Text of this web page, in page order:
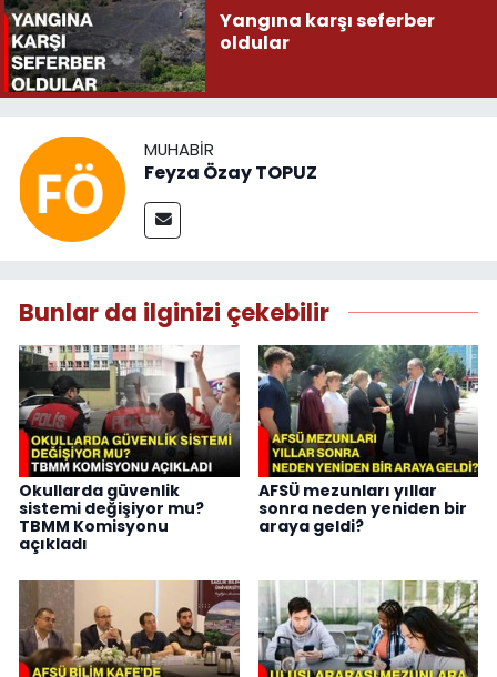
Yangına karşı seferber
oldular
MUHABIR
Feyza Özay TOPUZ
Bunlar da ilginizi çekebilir
Okullarda güvenlik
sistemi değişiyor mu?
TBMM Komisyonu
açıkladı
AFSÜ mezunları yıllar
sonra neden yeniden bir
araya geldi?